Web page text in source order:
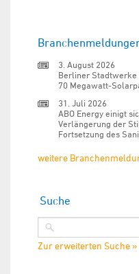
3. August 2026
Berliner
70 Megawatt-
31. Juli 2026
ABO Energy einigt
Verlängerung der
Fortsetzung des
weitere
Suche
Zur erweiterten Suche »